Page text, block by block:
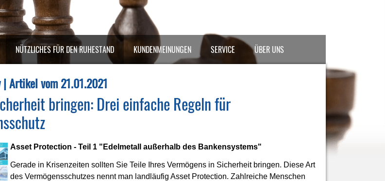
NÜTZLICHES FÜR DEN RUHESTAND KUNDENMEINUNGEN SERVICE ÜBER UNS
Artikel vom 21.01.2021
bringen: Drei einfache Regeln für
Asset Protection - Teil 1 "Edelmetall außerhalb des Bankensystems"
Gerade in Krisenzeiten sollten Sie Teile Ihres Vermögens in Sicherheit bringen. Diese Art
des Vermögensschutzes nennt man landläufig Asset Protection. Zahlreiche Menschen